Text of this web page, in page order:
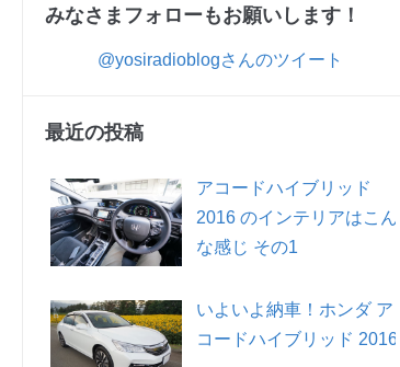
みなさまフォローもお願いします！
@yosiradioblogさんのツイート
最近の投稿
アコードハイブリッド
2016 のインテリアはこん
な感じ その1
いよいよ納車！ホンダ ア
コードハイブリッド 2016